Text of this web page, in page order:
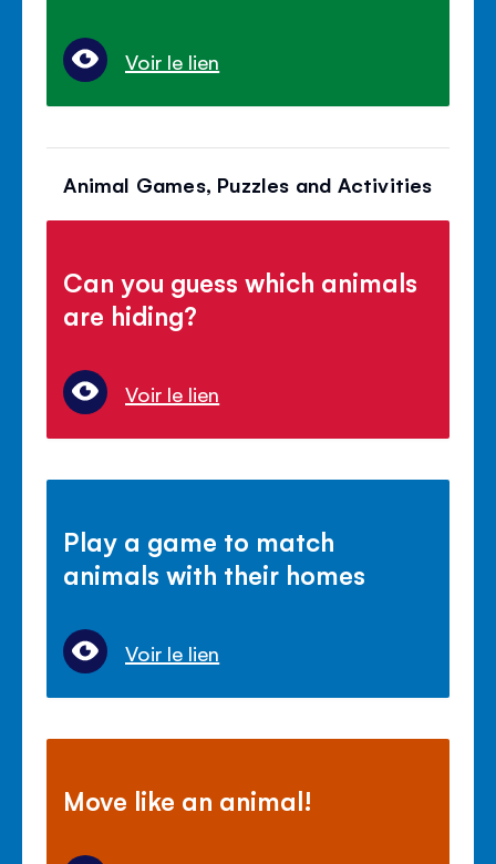
Voir le lien
Animal Games, Puzzles and Activities
Can you guess which animals
are hiding?
Voir le lien
Play a game to match
animals with their homes
Voir le lien
Move like an animal!